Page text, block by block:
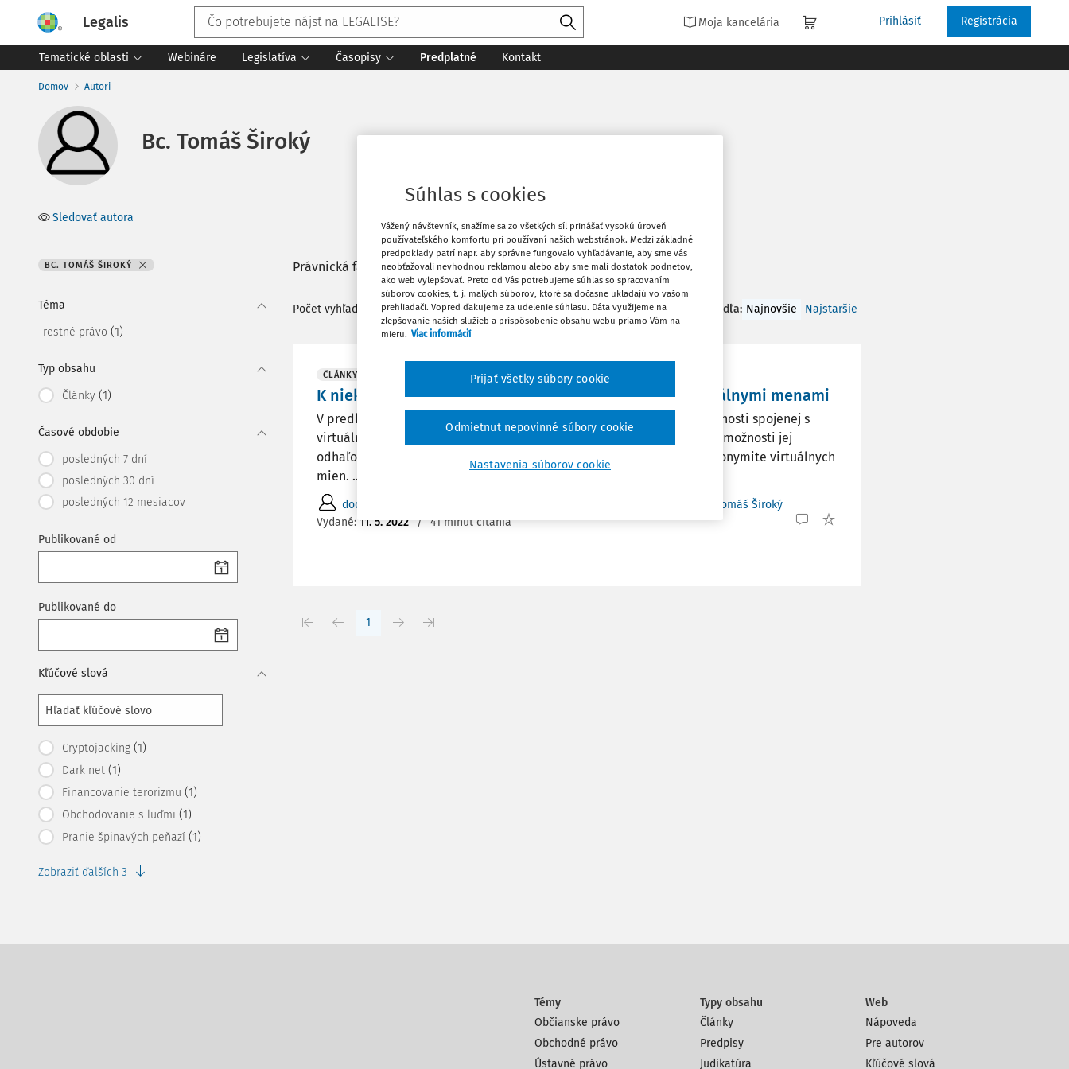
Legalis Moja kancelária Prihlásiť Registrácia
Tematické oblasti Webináre Legislatíva Časopisy Predplatné Kontakt
Domov Autori
Bc. Tomáš Široký
Sledovať autora
BC. TOMÁŠ ŠIROKÝ
Téma
Trestné právo (1)
Typ obsahu
Články (1)
Časové obdobie
posledných 7 dní
posledných 30 dní
posledných 12 mesiacov
Publikované od
Publikované do
Kľúčové slová
Cryptojacking (1)
Dark net (1)
Financovanie terorizmu (1)
Obchodovanie s ľuďmi (1)
Pranie špinavých peňazí (1)
Zobraziť ďalších 3
Právnická fakulta Trnavskej univerzity v Trnave
Počet vyhľadaných dokumentov: 1 Zoradiť podľa: Najnovšie Najstaršie
ČLÁNKY
K niektorej aktuálnej trestnej činnosti spojenej s virtuálnymi menami
V predkladanom príspevku sa venujeme ďalším aspektom trestnej činnosti spojenej s
virtuálnymi menami, konkrétne vo svetovom meradle, a naznačujeme možnosti jej
odhaľovania, čím reagujeme na niektoré nesprávne úvahy o úplnej anonymite virtuálnych
mien. ...
doc. et doc. JUDr. Ján Šanta PhD., LL.M., MBA, MSc.
Bc. Tomáš Široký
Vydané: 11. 5. 2022 / 41 minút čítania
1
Témy
Občianske právo
Obchodné právo
Ústavné právo
Typy obsahu
Články
Predpisy
Judikatúra
Web
Nápoveda
Pre autorov
Kľúčové slová
Súhlas s cookies
Vážený návštevník, snažíme sa zo všetkých síl prinášať vysokú úroveň
používateľského komfortu pri používaní našich webstránok. Medzi základné
predpoklady patrí napr. aby správne fungovalo vyhľadávanie, aby sme vás
neobťažovali nevhodnou reklamou alebo aby sme mali dostatok podnetov,
ako web vylepšovať. Preto od Vás potrebujeme súhlas so spracovaním
súborov cookies, t. j. malých súborov, ktoré sa dočasne ukladajú vo vašom
prehliadači. Vopred ďakujeme za udelenie súhlasu. Dáta využijeme na
zlepšovanie našich služieb a prispôsobenie obsahu webu priamo Vám na
mieru. Viac informácií
Nastavenia súborov cookie
Odmietnut nepovinné súbory cookie
Prijať všetky súbory cookie